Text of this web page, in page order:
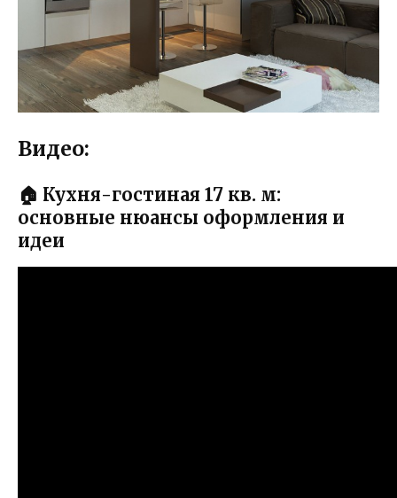
Видео:
🏠 Кухня-гостиная 17 кв. м:
основные нюансы оформления и
идеи